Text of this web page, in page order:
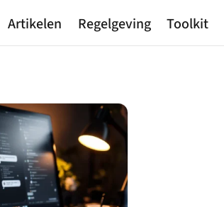
Artikelen Regelgeving Toolkit